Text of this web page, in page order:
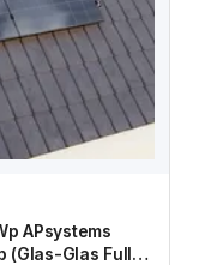
APsystems
(Glas-Glas Full